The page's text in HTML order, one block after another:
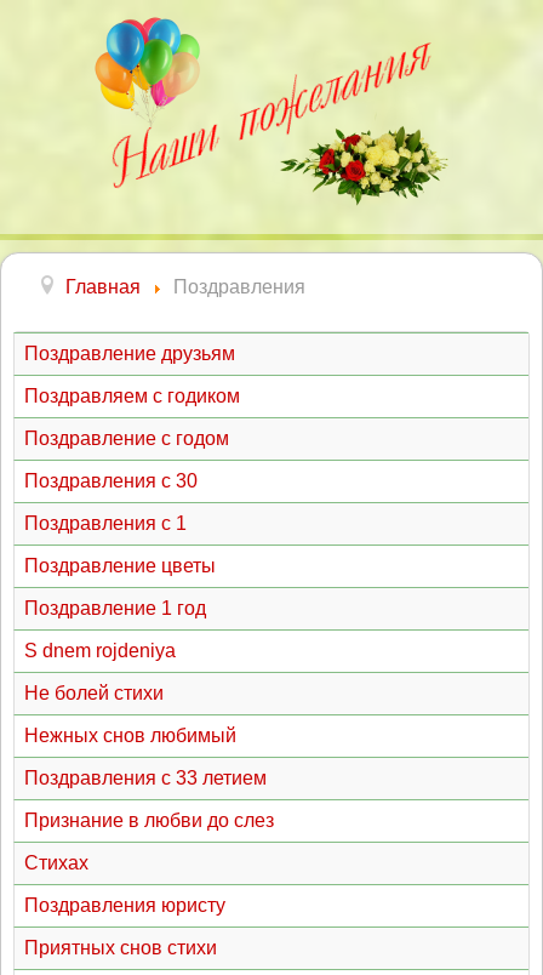
Главная Поздравления
Поздравление друзьям
Поздравляем с годиком
Поздравление с годом
Поздравления с 30
Поздравления с 1
Поздравление цветы
Поздравление 1 год
S dnem rojdeniya
Не болей стихи
Нежных снов любимый
Поздравления с 33 летием
Признание в любви до слез
Стихах
Поздравления юристу
Приятных снов стихи